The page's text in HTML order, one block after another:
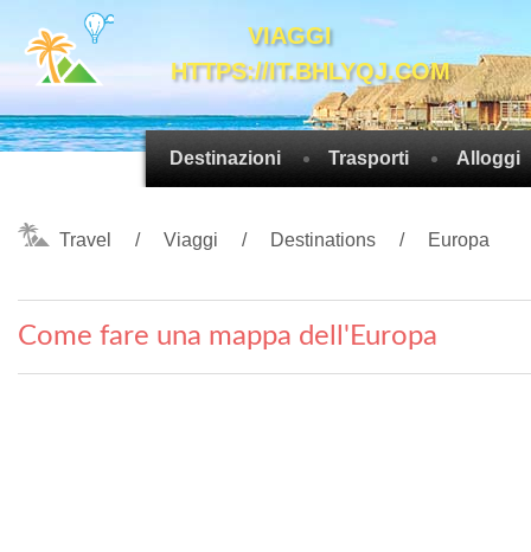
VIAGGI
HTTPS://IT.BHLYQJ.COM
Destinazioni Trasporti Alloggi
Travel Viaggi Destinations Europa
Come fare una mappa dell'Europa